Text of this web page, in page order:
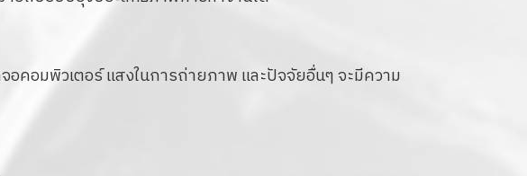
อมพิวเตอร์ แสงในการถ่ายภาพ และปัจจัยอื่นๆ จะมีความ